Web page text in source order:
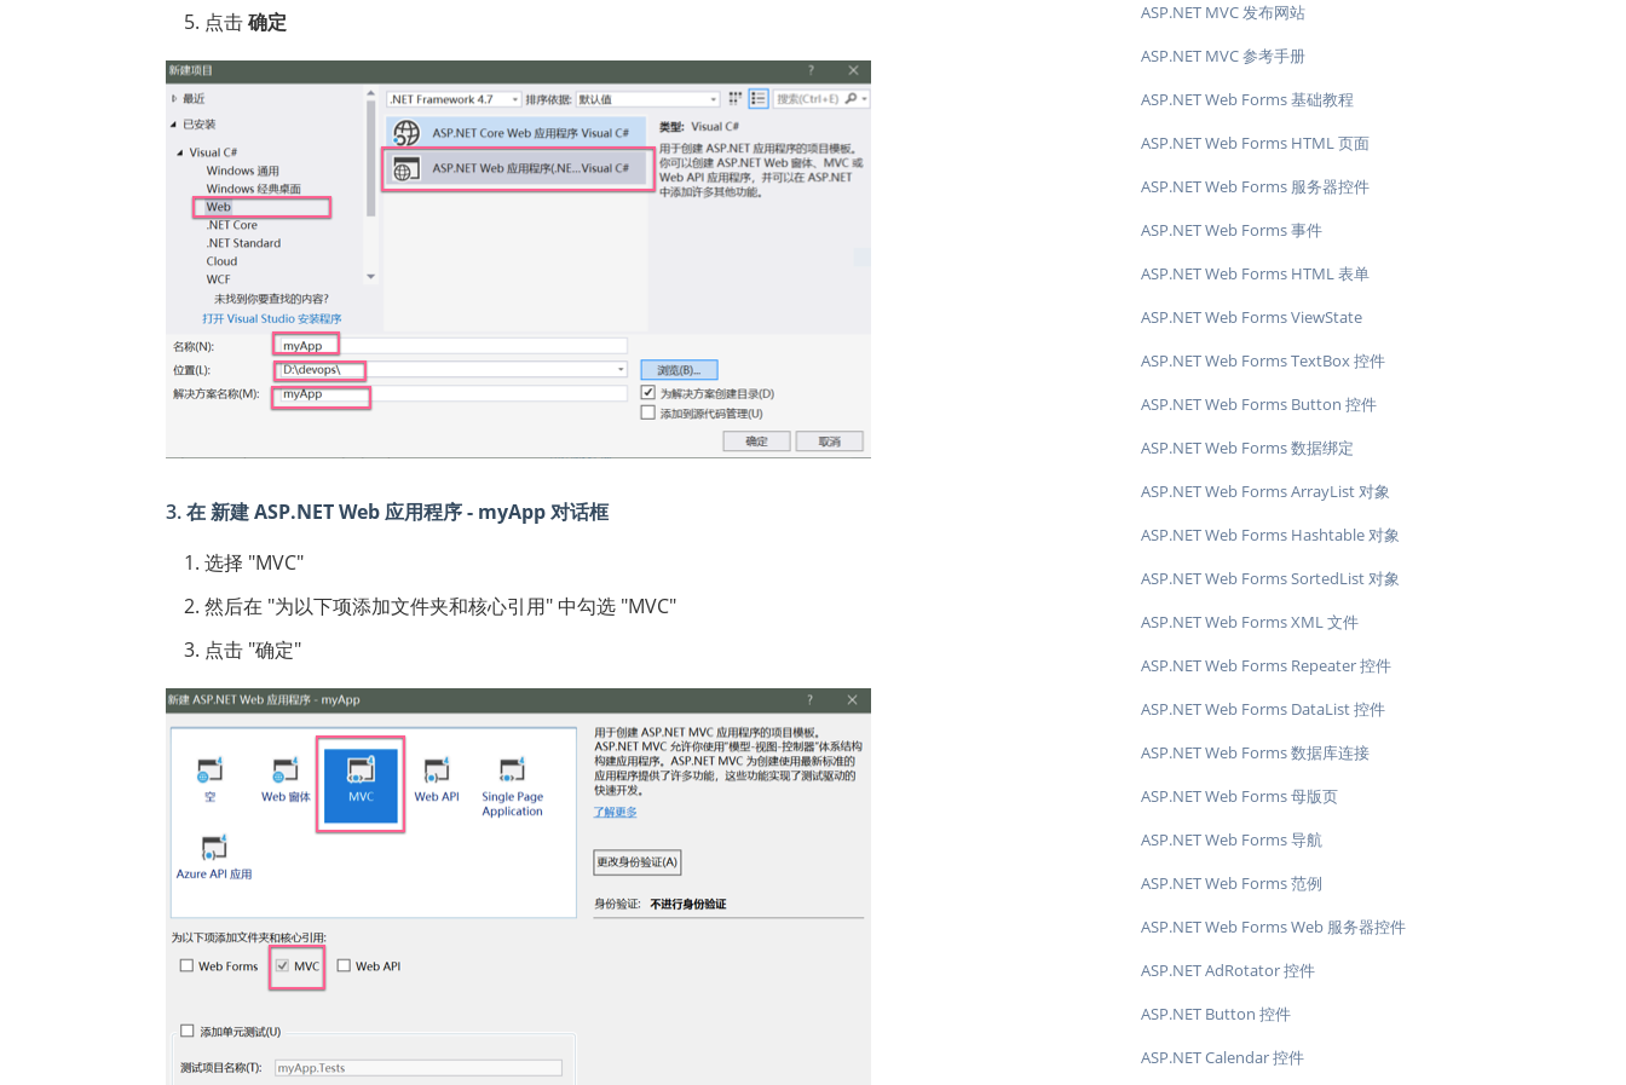
点击确定
3. 在新建 ASP.NET Web 应用程序 - myApp对话框
选择 "MVC"
然后在 "为以下项添加文件夹和核心引用" 中勾选 "MVC"
点击 "确定"
ASP.NET MVC 发布网站
ASP.NET MVC 参考手册
ASP.NET Web Forms 基础教程
ASP.NET Web Forms HTML 页面
ASP.NET Web Forms 服务器控件
ASP.NET Web Forms 事件
ASP.NET Web Forms HTML 表单
ASP.NET Web Forms ViewState
ASP.NET Web Forms TextBox 控件
ASP.NET Web Forms Button 控件
ASP.NET Web Forms 数据绑定
ASP.NET Web Forms ArrayList 对象
ASP.NET Web Forms Hashtable 对象
ASP.NET Web Forms SortedList 对象
ASP.NET Web Forms XML 文件
ASP.NET Web Forms Repeater 控件
ASP.NET Web Forms DataList 控件
ASP.NET Web Forms 数据库连接
ASP.NET Web Forms 母版页
ASP.NET Web Forms 导航
ASP.NET Web Forms 范例
ASP.NET Web Forms Web 服务器控件
ASP.NET AdRotator 控件
ASP.NET Button 控件
ASP.NET Calendar 控件